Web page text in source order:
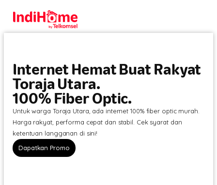
Internet Hemat Buat Rakyat
Toraja Utara.
100% Fiber Optic.
Untuk warga Toraja Utara, ada internet 100% fiber optic murah.
Harga rakyat, performa cepat dan stabil. Cek syarat dan
ketentuan langganan di sini!
Dapatkan Promo